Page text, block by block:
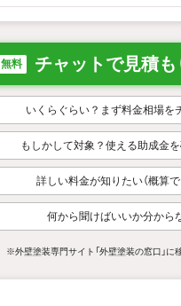
無料 チャットで見積も
いくらぐらい？まず料金相場を
もしかして対象？使える助成金
詳しい料金が知りたい（概算で
何から聞けばいいか分から
※外壁塗装専門サイト「外壁塗装の窓口」に